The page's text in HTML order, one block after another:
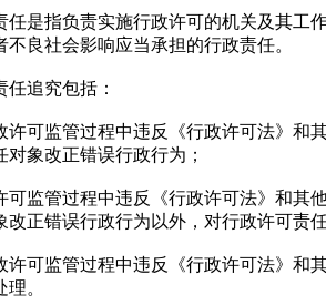
指负责实施行政许可的机关及其工作
良社会影响应当承担的行政责任。
追究包括：
监管过程中违反《行政许可法》和
象改正错误行政行为；
管过程中违反《行政许可法》和其
正错误行政行为以外，对行政许可责
监管过程中违反《行政许可法》和
。